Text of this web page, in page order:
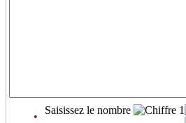
•
Saisissez le nombre